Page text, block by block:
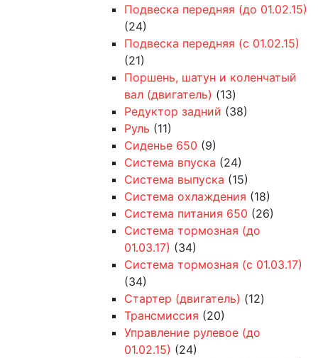
Подвеска передняя (до 01.02.15)
(24)
Подвеска передняя (с 01.02.15)
(21)
Поршень, шатун и коленчатый
вал (двигатель) (13)
Редуктор задний (38)
Руль (11)
Сиденье 650 (9)
Система впуска (24)
Система выпуска (15)
Система охлаждения (18)
Система питания 650 (26)
Система тормозная (до
01.03.17) (34)
Система тормозная (с 01.03.17)
(34)
Стартер (двигатель) (12)
Трансмиссия (20)
Управление рулевое (до
01.02.15) (24)